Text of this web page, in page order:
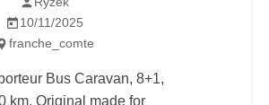
10/11/2025
franche_comte
Bus Caravan, 8+1,
km, Original made for